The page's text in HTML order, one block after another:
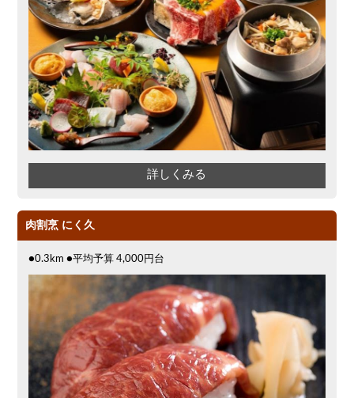
詳しくみる
肉割烹 にく久
●0.3km ●平均予算 4,000円台